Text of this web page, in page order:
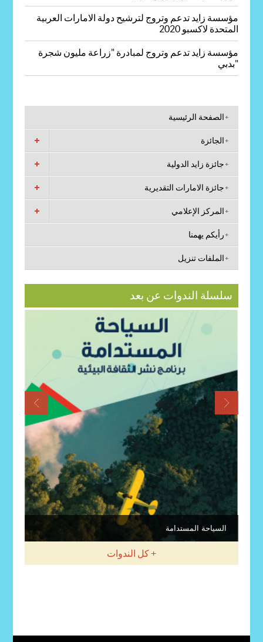
مؤسسة زايد تدعم وتروج لترشيح دولة الامارات العربية
المتحدة لاكسبو 2020
مؤسسة زايد تدعم وتروج لمبادرة "زراعة مليون شجرة
بدبي"
الصفحة الرئيسية
الجائزة
جائزة زايد الدولية
جائزة الامارات التقديرية
المركز الإعلامي
رأيكم يهمنا
الملفات تنزيل
سلسلة الندوات عن بعد
السياحة المستدامة
كل الندوات +